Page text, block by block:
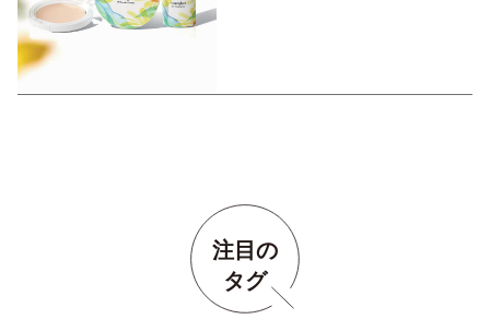
注目の
タグ